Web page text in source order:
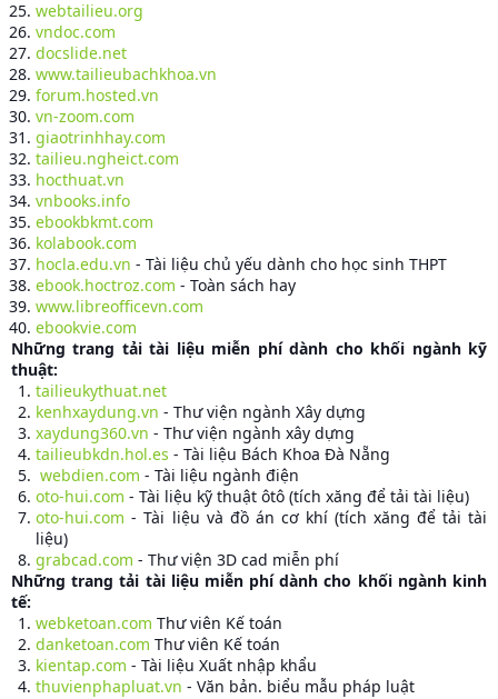
webtailieu.org
vndoc.com
docslide.net
www.tailieubachkhoa.vn
forum.hosted.vn
vn-zoom.com
giaotrinhhay.com
tailieu.ngheict.com
hocthuat.vn
vnbooks.info
ebookbkmt.com
kolabook.com
hocla.edu.vn - Tài liệu chủ yếu dành cho học sinh THPT
ebook.hoctroz.com - Toàn sách hay
www.libreofficevn.com
ebookvie.com
Những trang tải tài liệu miễn phí dành cho khối ngành kỹ
thuật:
tailieukythuat.net
kenhxaydung.vn - Thư viện ngành Xây dựng
xaydung360.vn - Thư viện ngành xây dựng
tailieubkdn.hol.es - Tài liệu Bách Khoa Đà Nẵng
webdien.com - Tài liệu ngành điện
oto-hui.com - Tài liệu kỹ thuật ôtô (tích xăng để tải tài liệu)
oto-hui.com - Tài liệu và đồ án cơ khí (tích xăng để tải tài
liệu)
grabcad.com - Thư viện 3D cad miễn phí
Những trang tải tài liệu miễn phí dành cho khối ngành kinh
tế:
webketoan.com Thư viên Kế toán
danketoan.com Thư viên Kế toán
kientap.com - Tài liệu Xuất nhập khẩu
thuvienphapluat.vn - Văn bản. biểu mẫu pháp luật